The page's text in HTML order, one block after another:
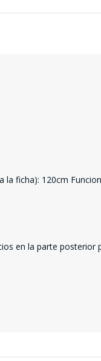
la ficha): 120cm
en la parte posterior